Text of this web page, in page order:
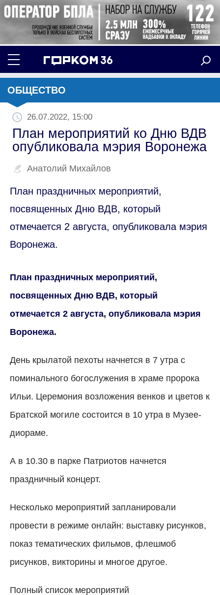
ОБЩЕСТВО
26.07.2022, 15:00
План мероприятий ко Дню ВДВ
опубликовала мэрия Воронежа
Анатолий Михайлов
План праздничных мероприятий,
посвященных Дню ВДВ, который
отмечается 2 августа, опубликовала мэрия
Воронежа.
План праздничных мероприятий,
посвященных Дню ВДВ, который
отмечается 2 августа, опубликовала мэрия
Воронежа.
День крылатой пехоты начнется в 7 утра с
поминального богослужения в храме пророка
Ильи. Церемония возложения венков и цветов к
Братской могиле состоится в 10 утра в Музее-
диораме.
А в 10.30 в парке Патриотов начнется
праздничный концерт.
Несколько мероприятий запланировали
провести в режиме онлайн: выставку рисунков,
показ тематических фильмов, флешмоб
рисунков, викторины и многое другое.
Полный список мероприятий